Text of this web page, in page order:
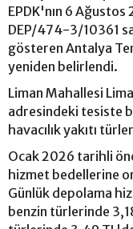
EPDK'nın 6
DEP/474-3/10361
gösteren Antalya
yeniden belirlendi.
Liman Mahallesi
adresindeki tesiste
havacılık yakıtı
Ocak 2026 tarihli
hizmet bedellerine
Günlük depolama
benzin türlerinde